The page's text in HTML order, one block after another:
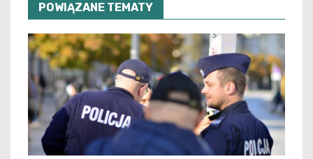
POWIĄZANE TEMATY